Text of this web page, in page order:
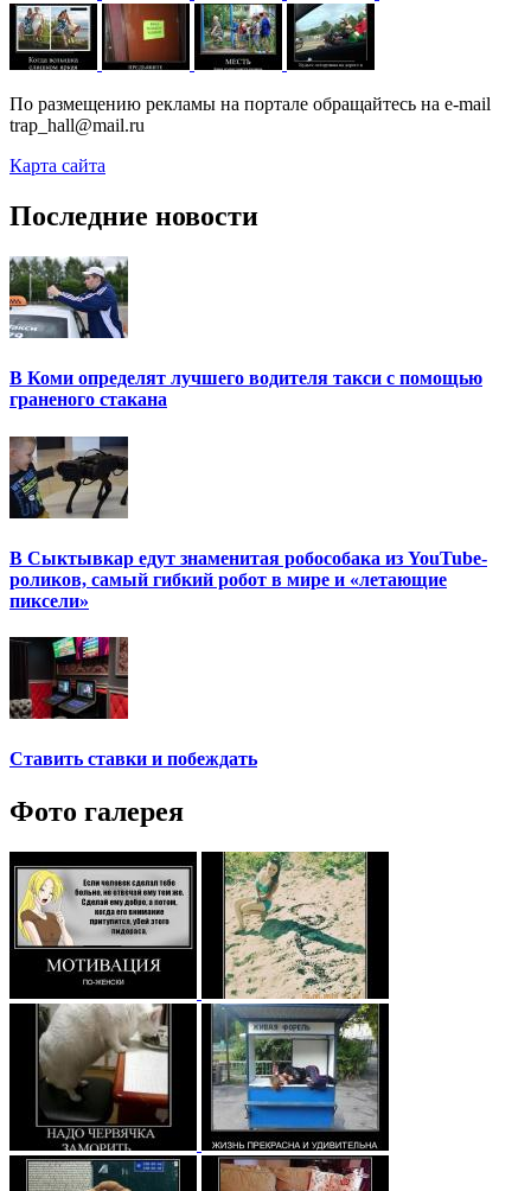
По размещению рекламы на портале обращайтесь на e-mail
trap_hall@mail.ru
Карта сайта
Последние новости
В Коми определят лучшего водителя такси с помощью
граненого стакана
В Сыктывкар едут знаменитая робособака из YouTube-
роликов, самый гибкий робот в мире и «летающие
пиксели»
Ставить ставки и побеждать
Фото галерея